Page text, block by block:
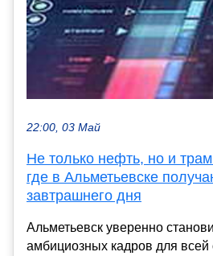
22:00, 03 Май
Не только нефть, но и
где в Альметьевске
завтрашнего дня
Альметьевск уверенно
амбициозных кадров для